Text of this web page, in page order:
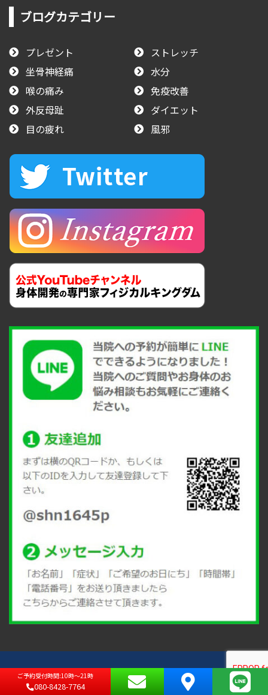
ご予約受付時間:10時～21時
080-8428-7764
ブログカテゴリー
プレゼント
ストレッチ
坐骨神経痛
水分
喉の痛み
免疫改善
外反母趾
ダイエット
目の疲れ
風邪
Copyright ©整体院 maoRi–マオリ- All Rights Reserved.